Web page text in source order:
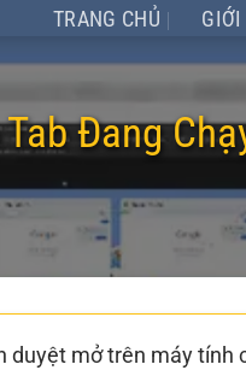
TRANG CHỦ GIỚI
Đang
duyệt mở trên máy